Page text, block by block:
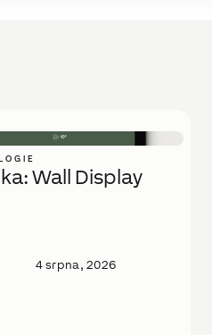
Wall Display
4 srpna, 2026